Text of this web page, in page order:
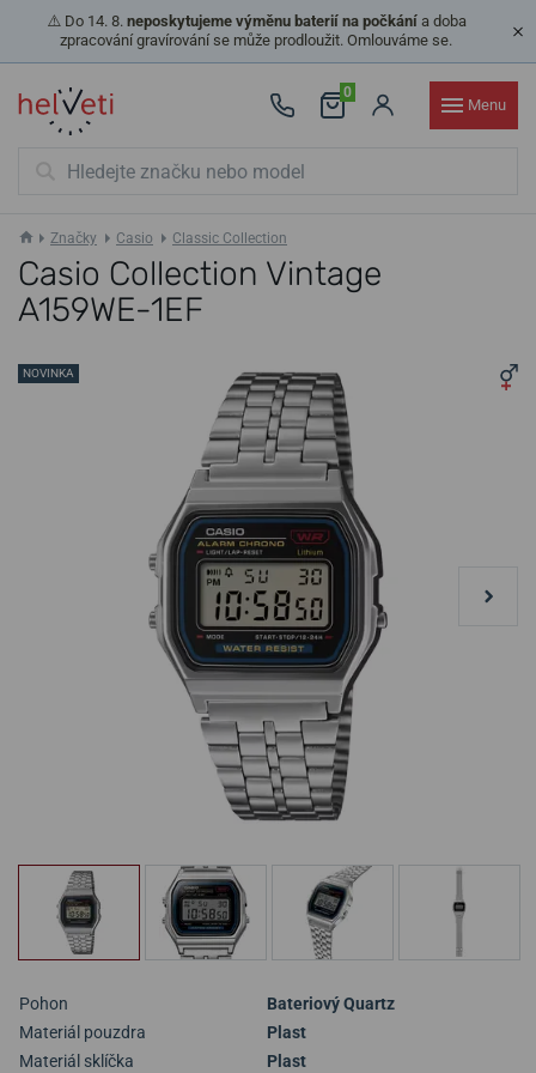
⚠️ Do 14. 8. neposkytujeme výměnu baterií na počkánía doba
zpracování gravírování se může prodloužit. Omlouváme se.
0
Menu
Značky Casio Classic Collection
Casio Collection Vintage
A159WE-1EF
NOVINKA
Pohon
Bateriový Quartz
Materiál pouzdra
Plast
Materiál sklíčka
Plast